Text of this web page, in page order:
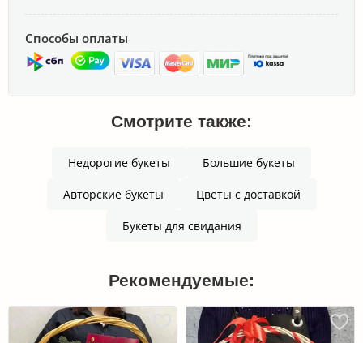
Способы оплаты
Смотрите также:
Недорогие букеты Большие букеты
Авторские букеты Цветы с доставкой
Букеты для свидания
Рекомендуемые: